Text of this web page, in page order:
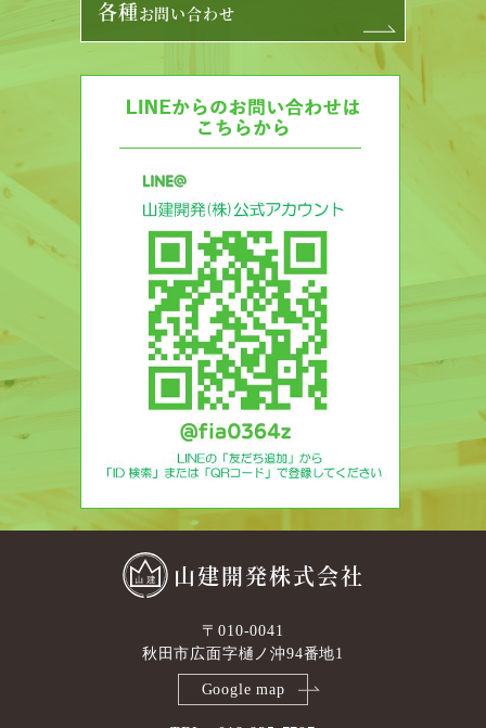
各種お問い合わせ
山建開発株式会社
〒010-0041
秋田市広面字樋ノ沖94番地1
Google map